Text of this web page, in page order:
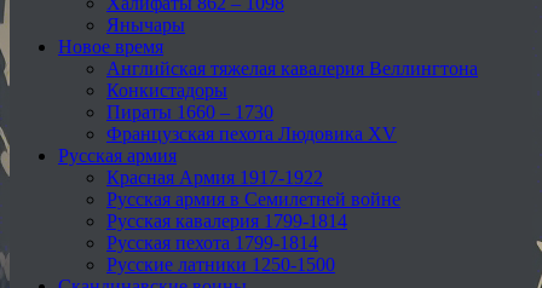
Янычары
Новое время
Английская тяжелая кавалерия Веллингтона
Конкистадоры
Пираты 1660 – 1730
Французская пехота Людовика XV
Русская армия
Красная Армия 1917-1922
Русская армия в Семилетней войне
Русская кавалерия 1799-1814
Русская пехота 1799-1814
Русские латники 1250-1500